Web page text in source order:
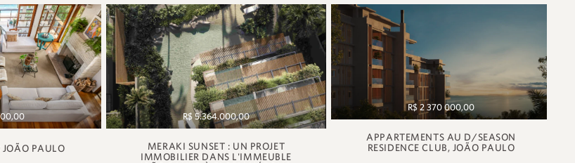
PAULO
R$ 5.364.000,00
MERAKI SUNSET : UN PROJET
IMMOBILIER DANS L'IMMEUBLE
R$ 2 370 000,00
APPARTEMENTS AU D/SEASON
RESIDENCE CLUB, JOÃO PAULO